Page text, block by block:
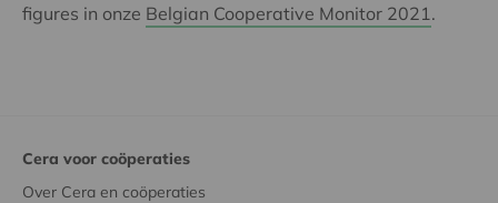
figures in onze Belgian Cooperative Monitor 2021 .
Cera voor coöperaties
Over Cera en coöperaties